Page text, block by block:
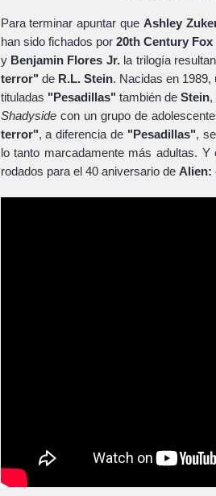
Para terminar apuntar que Ashley
han sido fichados por20th Century Fox
y Benjamin Flores Jr.la trilogía
terror" de R.L. Stein. Nacidas en
tituladas "Pesadillas" también deStein,
Shadysidecon un grupo de
terror", a diferencia de "Pesadillas",
lo tanto marcadamente más adultas.
rodados para el 40 aniversario de Alien: